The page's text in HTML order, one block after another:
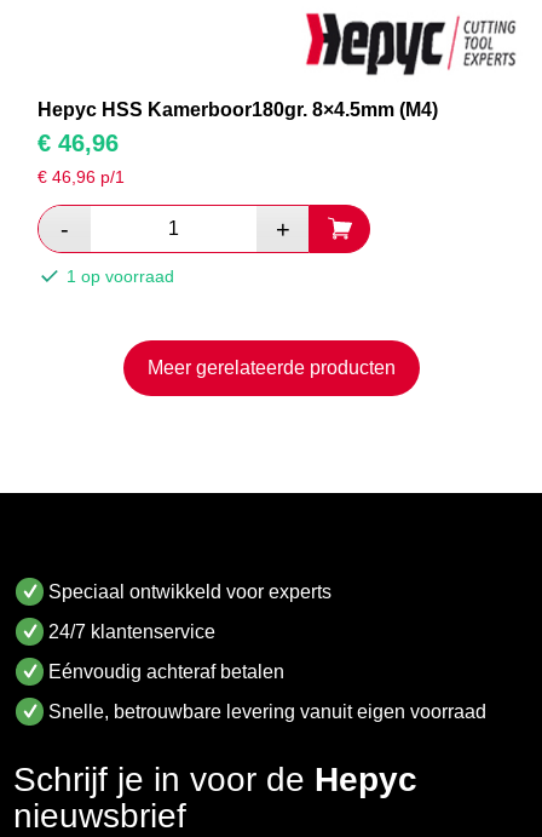
Hepyc HSS Kamerboor180gr. 8×4.5mm (M4)
€ 46,96
€46,96 p/1
1 op voorraad
Meer gerelateerde producten
Speciaal ontwikkeld voor experts
24/7 klantenservice
Eénvoudig achteraf betalen
Snelle, betrouwbare levering vanuit eigen voorraad
Schrijf je in voor de Hepyc
nieuwsbrief